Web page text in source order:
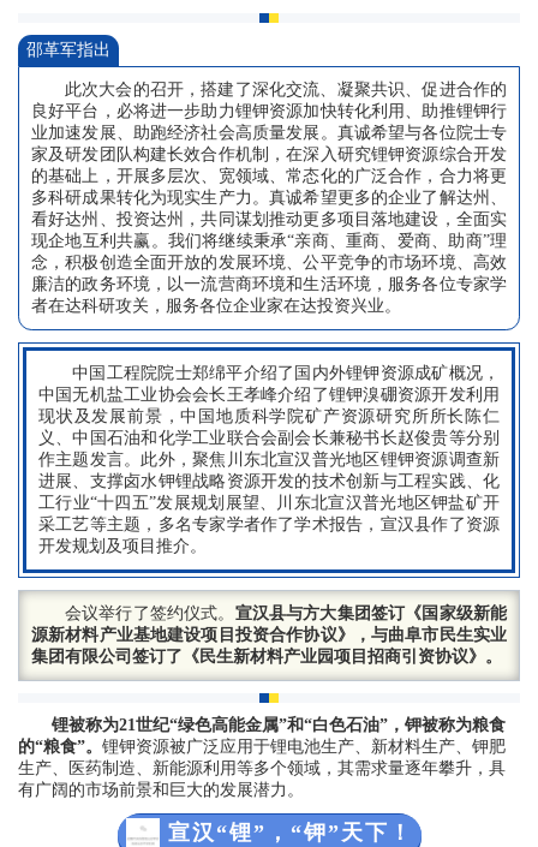
邵革军指出
此次大会的召开，搭建了深化交流、凝聚共识、促进合作的
良好平台，必将进一步助力锂钾资源加快转化利用、助推锂钾行
业加速发展、助跑经济社会高质量发展。真诚希望与各位院士专
家及研发团队构建长效合作机制，在深入研究锂钾资源综合开发
的基础上，开展多层次、宽领域、常态化的广泛合作，合力将更
多科研成果转化为现实生产力。真诚希望更多的企业了解达州、
看好达州、投资达州，共同谋划推动更多项目落地建设，全面实
现企地互利共赢。我们将继续秉承“亲商、重商、爱商、助商”理
念，积极创造全面开放的发展环境、公平竞争的市场环境、高效
廉洁的政务环境，以一流营商环境和生活环境，服务各位专家学
者在达科研攻关，服务各位企业家在达投资兴业。
中国工程院院士郑绵平介绍了国内外锂钾资源成矿概况，
中国无机盐工业协会会长王孝峰介绍了锂钾溴硼资源开发利用
现状及发展前景，中国地质科学院矿产资源研究所所长陈仁
义、中国石油和化学工业联合会副会长兼秘书长赵俊贵等分别
作主题发言。此外，聚焦川东北宣汉普光地区锂钾资源调查新
进展、支撑卤水钾锂战略资源开发的技术创新与工程实践、化
工行业“十四五”发展规划展望、川东北宣汉普光地区钾盐矿开
采工艺等主题，多名专家学者作了学术报告，宣汉县作了资源
开发规划及项目推介。
会议举行了签约仪式。 宣汉县与方大集团签订《国家级新能
源新材料产业基地建设项目投资合作协议》，与曲阜市民生实业
集团有限公司签订了《民生新材料产业园项目招商引资协议》。
锂被称为21世纪“绿色高能金属”和“白色石油”，钾被称为粮食
的“粮食”。 锂钾资源被广泛应用于锂电池生产、新材料生产、钾肥
生产、医药制造、新能源利用等多个领域，其需求量逐年攀升，具
有广阔的市场前景和巨大的发展潜力。
宣汉“锂”，“钾”天下！